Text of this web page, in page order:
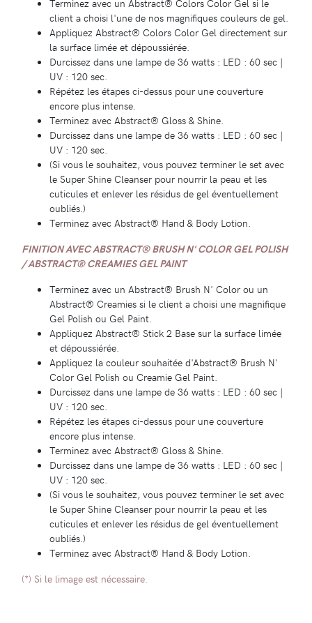
client a choisi l'une de nos magnifiques couleurs de gel.
Appliquez Abstract® Colors Color Gel directement sur
la surface limée et dépoussiérée.
Durcissez dans une lampe de 36 watts : LED : 60 sec |
UV : 120 sec.
Répétez les étapes ci-dessus pour une couverture
encore plus intense.
Terminez avec Abstract® Gloss & Shine.
Durcissez dans une lampe de 36 watts : LED : 60 sec |
UV : 120 sec.
(Si vous le souhaitez, vous pouvez terminer le set avec
le Super Shine Cleanser pour nourrir la peau et les
cuticules et enlever les résidus de gel éventuellement
oubliés.)
Terminez avec Abstract® Hand & Body Lotion.
FINITION AVEC ABSTRACT® BRUSH N' COLOR GEL POLISH
/ ABSTRACT® CREAMIES GEL PAINT
Terminez avec un Abstract® Brush N' Color ou un
Abstract® Creamies si le client a choisi une magnifique
Gel Polish ou Gel Paint.
Appliquez Abstract® Stick 2 Base sur la surface limée
et dépoussiérée.
Appliquez la couleur souhaitée d'Abstract® Brush N'
Color Gel Polish ou Creamie Gel Paint.
Durcissez dans une lampe de 36 watts : LED : 60 sec |
UV : 120 sec.
Répétez les étapes ci-dessus pour une couverture
encore plus intense.
Terminez avec Abstract® Gloss & Shine.
Durcissez dans une lampe de 36 watts : LED : 60 sec |
UV : 120 sec.
(Si vous le souhaitez, vous pouvez terminer le set avec
le Super Shine Cleanser pour nourrir la peau et les
cuticules et enlever les résidus de gel éventuellement
oubliés.)
Terminez avec Abstract® Hand & Body Lotion.
(*) Si le limage est nécessaire.